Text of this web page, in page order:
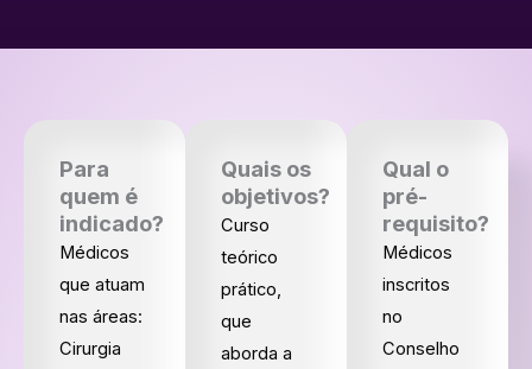
Para
quem é
indicado?
Médicos
que atuam
nas áreas:
Cirurgia
Quais os
objetivos?
Curso
teórico
prático,
que
aborda a
Qual o
pré-
requisito?
Médicos
inscritos
no
Conselho